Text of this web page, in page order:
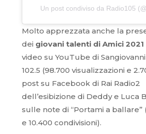
Un post condiviso da Radio105
Molto apprezzata anche la
dei giovani talenti di Amici 2021
video su YouTube di
102.5 (98.700 visualizzazioni e
post su Facebook di Rai Radio2
dell’esibizione di Deddy e Luca
sulle note di “Portami a ballare”
e 10.400 condivisioni).